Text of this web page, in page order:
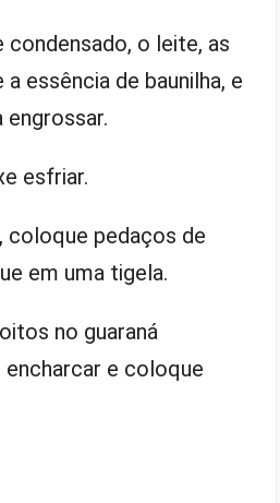
o leite, as
a essência de baunilha, e
esfriar.
coloque pedaços de
em uma tigela.
no guaraná
e coloque